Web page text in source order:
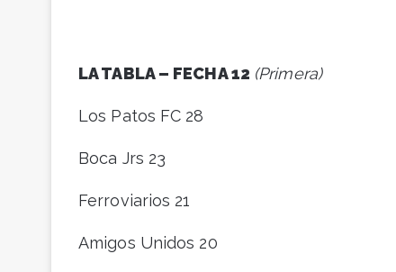
LA TABLA – FECHA 12 (Primera)
Los Patos FC 28
Boca Jrs 23
Ferroviarios 21
Amigos Unidos 20